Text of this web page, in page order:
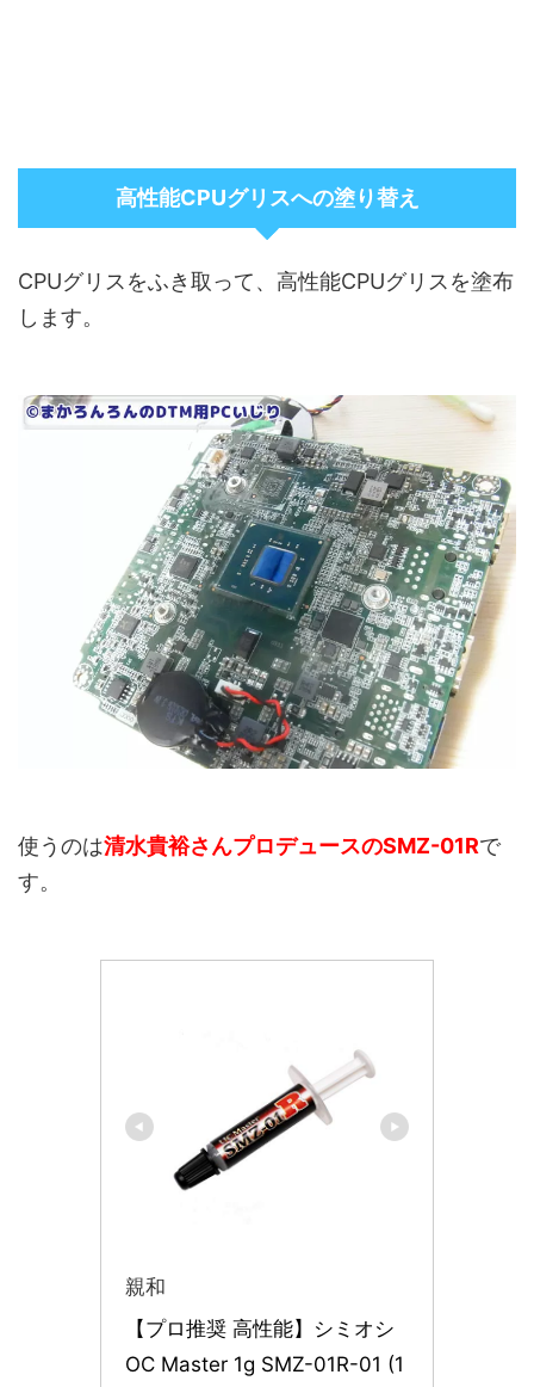
高性能CPUグリスへの塗り替え
CPUグリスをふき取って、高性能CPUグリスを塗布
します。
使うのは清水貴裕さんプロデュースのSMZ-01Rで
す。
親和
【プロ推奨 高性能】シミオシ
OC Master 1g SMZ-01R-01 (1